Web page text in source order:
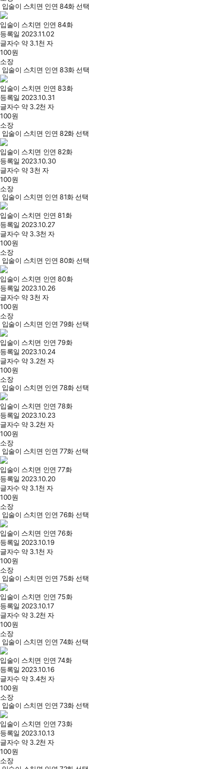
입술이 스치면 인연 84화 선택
입술이 스치면 인연 84화
등록일 2023.11.02
글자수 약 3.1천 자
100원
소장
입술이 스치면 인연 83화 선택
입술이 스치면 인연 83화
등록일 2023.10.31
글자수 약 3.2천 자
100원
소장
입술이 스치면 인연 82화 선택
입술이 스치면 인연 82화
등록일 2023.10.30
글자수 약 3천 자
100원
소장
입술이 스치면 인연 81화 선택
입술이 스치면 인연 81화
등록일 2023.10.27
글자수 약 3.3천 자
100원
소장
입술이 스치면 인연 80화 선택
입술이 스치면 인연 80화
등록일 2023.10.26
글자수 약 3천 자
100원
소장
입술이 스치면 인연 79화 선택
입술이 스치면 인연 79화
등록일 2023.10.24
글자수 약 3.2천 자
100원
소장
입술이 스치면 인연 78화 선택
입술이 스치면 인연 78화
등록일 2023.10.23
글자수 약 3.2천 자
100원
소장
입술이 스치면 인연 77화 선택
입술이 스치면 인연 77화
등록일 2023.10.20
글자수 약 3.1천 자
100원
소장
입술이 스치면 인연 76화 선택
입술이 스치면 인연 76화
등록일 2023.10.19
글자수 약 3.1천 자
100원
소장
입술이 스치면 인연 75화 선택
입술이 스치면 인연 75화
등록일 2023.10.17
글자수 약 3.2천 자
100원
소장
입술이 스치면 인연 74화 선택
입술이 스치면 인연 74화
등록일 2023.10.16
글자수 약 3.4천 자
100원
소장
입술이 스치면 인연 73화 선택
입술이 스치면 인연 73화
등록일 2023.10.13
글자수 약 3.2천 자
100원
소장